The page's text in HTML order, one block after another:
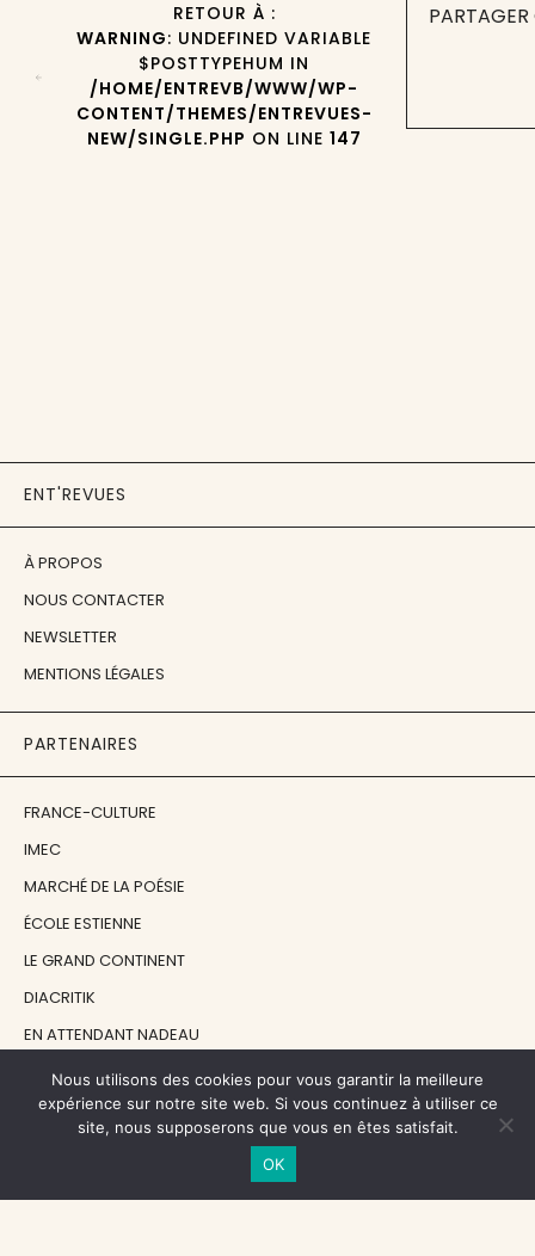
RETOUR À :
WARNING: UNDEFINED VARIABLE
$POSTTYPEHUM IN
/HOME/ENTREVB/WWW/WP-
CONTENT/THEMES/ENTREVUES-
NEW/SINGLE.PHP ON LINE 147
ENT'REVUES
À PROPOS
NOUS CONTACTER
NEWSLETTER
MENTIONS LÉGALES
PARTENAIRES
FRANCE-CULTURE
IMEC
MARCHÉ DE LA POÉSIE
ÉCOLE ESTIENNE
LE GRAND CONTINENT
DIACRITIK
EN ATTENDANT NADEAU
NOS SOUTIENS
Nous utilisons des cookies pour vous garantir la meilleure
expérience sur notre site web. Si vous continuez à utiliser ce
site, nous supposerons que vous en êtes satisfait.
OK